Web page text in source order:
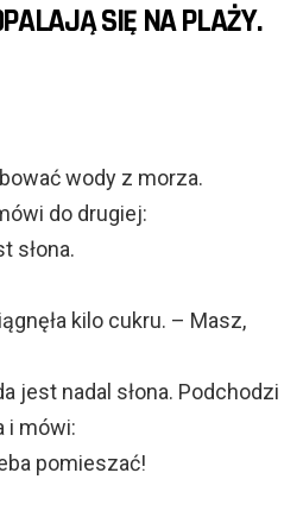
SIĘ NA PLAŻY.
wody z morza.
do drugiej:
słona.
kilo cukru. – Masz,
jest nadal słona. Podchodzi
i mówi:
pomieszać!